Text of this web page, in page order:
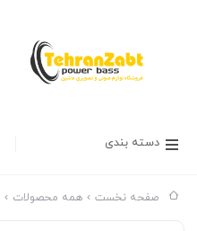
دسته بندی
صفحه نخست همه محصولات